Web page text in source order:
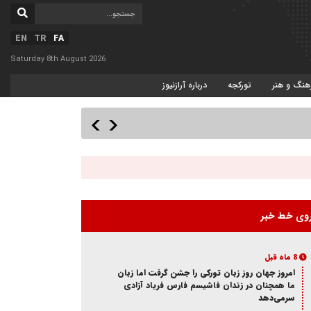
FA
TR
EN
Saturday 8th August 2026
و هنر تورکجه درباره آرازنیوز
خط خبر
8 ماه قبل
امروز جهان روز زبان تورکی را جشن گرفت اما زبان
ما همچنان در زندان فاشیسم فارس فریاد آزادی
سر‌می‌دهد